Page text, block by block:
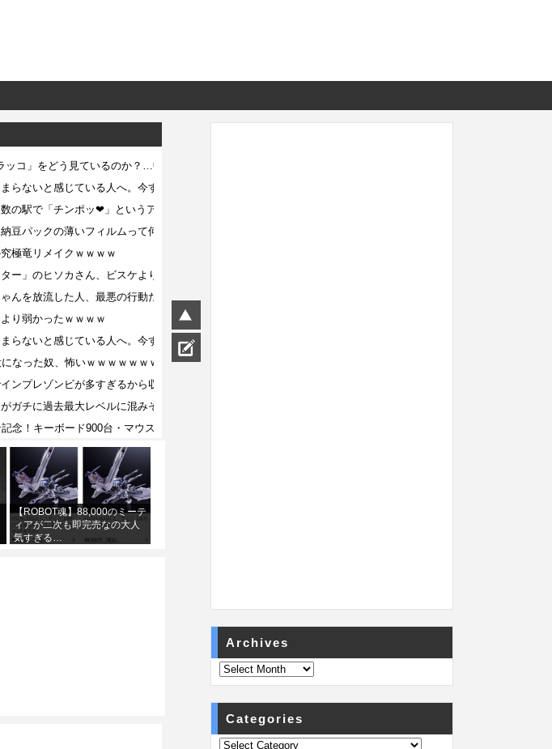
【ROBOT魂】88,000のミーテ
ィアが二次も即完売なの大人
気すぎる…
Archives
Categories